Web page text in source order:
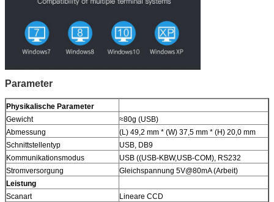
Parameter
Physikalische Parameter
Gewicht
≈80g (USB)
Abmessung
(L) 49,2 mm * (W) 37,5 mm * (H) 20,0 mm
Schnittstellentyp
USB, DB9
Kommunikationsmodus
USB ((USB-KBW,USB-COM), RS232
Stromversorgung
Gleichspannung 5V@80mA (Arbeit)
Leistung
Scanart
Lineare CCD